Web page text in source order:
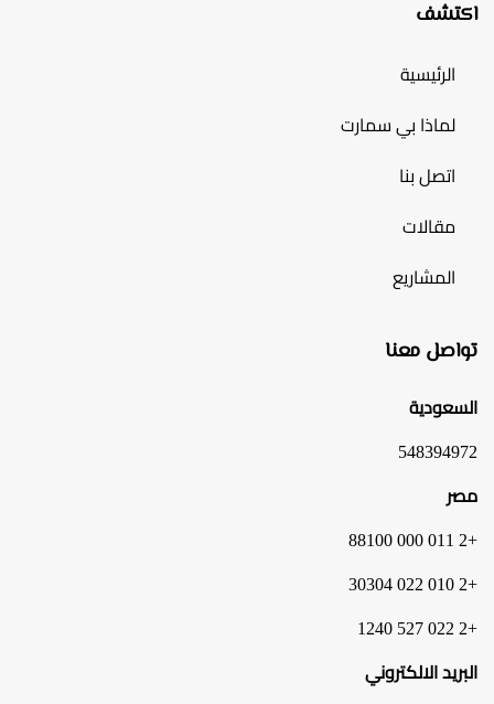
اكتشف
الرئيسية
لماذا بي سمارت
اتصل بنا
مقالات
المشاريع
تواصل معنا
السعودية
548394972
مصر
+2 011 000 88100
+2 010 022 30304
+2 022 527 1240
البريد الالكتروني